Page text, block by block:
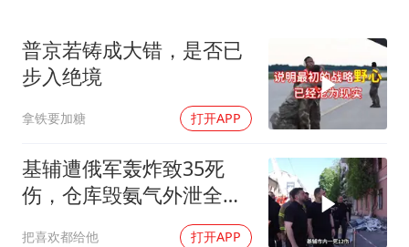
上海大部迎大暴雨
蒯曼挺进WTT横滨冠军赛女单四强
构建更高水平的全民健身公共服务体系
普京若铸成大错，是否已
步入绝境
拿铁要加糖 打开APP
基辅遭俄军轰炸致35死
伤，仓库毁氨气外泄全城
把喜欢都给他 打开APP